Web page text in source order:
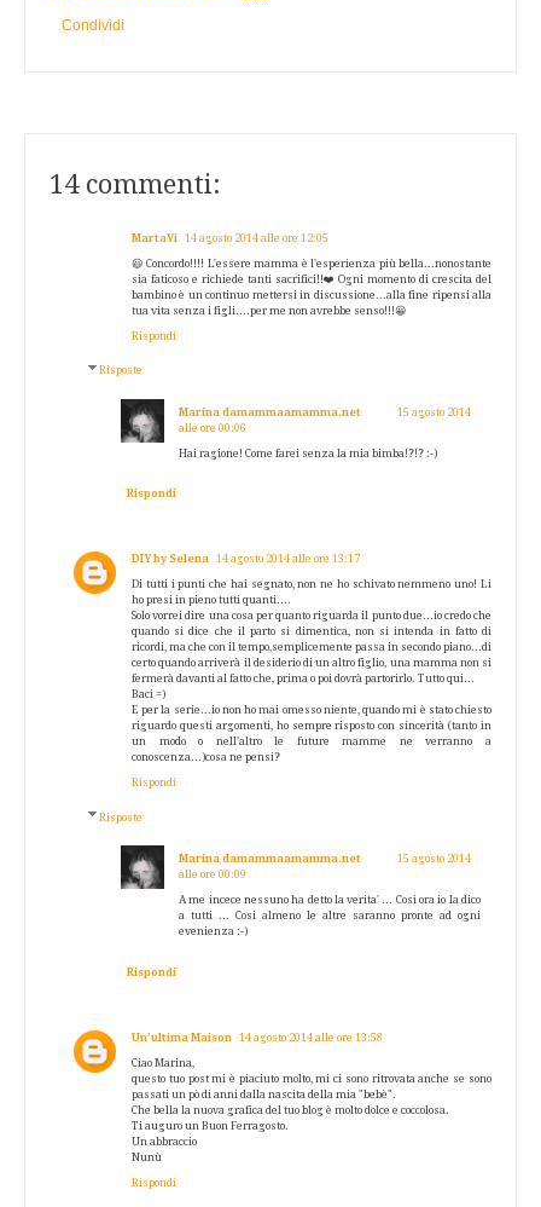
Condividi
14 commenti:
MartaVi 14 agosto 2014 alle ore 12:05
😃 Concordo!!!! L'essere mamma è l'esperienza più bella...nonostante
sia faticoso e richiede tanti sacrifici!!❤️Ogni momento di crescita del
bambino è un continuo mettersi in discussione...alla fine ripensi alla
tua vita senza i figli....per me non avrebbe senso!!!😀
Rispondi
Risposte
Marina damammaamamma.net
15 agosto 2014
alle ore 00:06
Hai ragione! Come farei senza la mia bimba!?!? :-)
Rispondi
DIY by Selena 14 agosto 2014 alle ore 13:17
Di tutti i punti che hai segnato, non ne ho schivato nemmeno uno! Li
ho presi in pieno tutti quanti....
Solo vorrei dire una cosa per quanto riguarda il punto due...io credo che
quando si dice che il parto si dimentica, non si intenda in fatto di
ricordi, ma che con il tempo,semplicemente passa in secondo piano...di
certo quando arriverà il desiderio di un altro figlio, una mamma non si
fermerà davanti al fatto che, prima o poi dovrà partorirlo. Tutto qui...
Baci =)
E per la serie...io non ho mai omesso niente, quando mi è stato chiesto
riguardo questi argomenti, ho sempre risposto con sincerità (tanto in
un modo o nell'altro le future mamme ne verranno a
conoscenza...)cosa ne pensi?
Rispondi
Risposte
Marina damammaamamma.net
15 agosto 2014
alle ore 00:09
A me incece nessuno ha detto la verita' ... Cosi ora io la dico
a tutti ... Cosi almeno le altre saranno pronte ad ogni
evenienza :-)
Rispondi
Un’ultima Maison 14 agosto 2014 alle ore 13:58
Ciao Marina,
questo tuo post mi è piaciuto molto, mi ci sono ritrovata anche se sono
passati un pò di anni dalla nascita della mia "bebè".
Che bella la nuova grafica del tuo blog è molto dolce e coccolosa.
Ti auguro un Buon Ferragosto.
Un abbraccio
Nunù
Rispondi